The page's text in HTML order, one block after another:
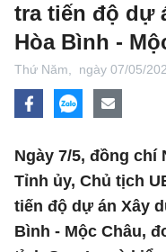
tra tiến độ dự
Hòa Bình -
Thứ Năm, ngày 07/05/
Ngày 7/5, đồng
Tỉnh ủy, Chủ tịch
tiến độ dự án Xây
Bình - Mộc Châu,